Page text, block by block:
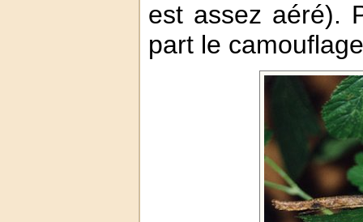
est assez aéré).
part le